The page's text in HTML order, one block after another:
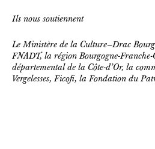
Ils nous soutiennent
Le Ministère de la Culture–Drac
FNADT, la région Bourgogne-Franche-
départemental de la Côte-d’Or, la
Vergelesses, Ficofi, la Fondation du